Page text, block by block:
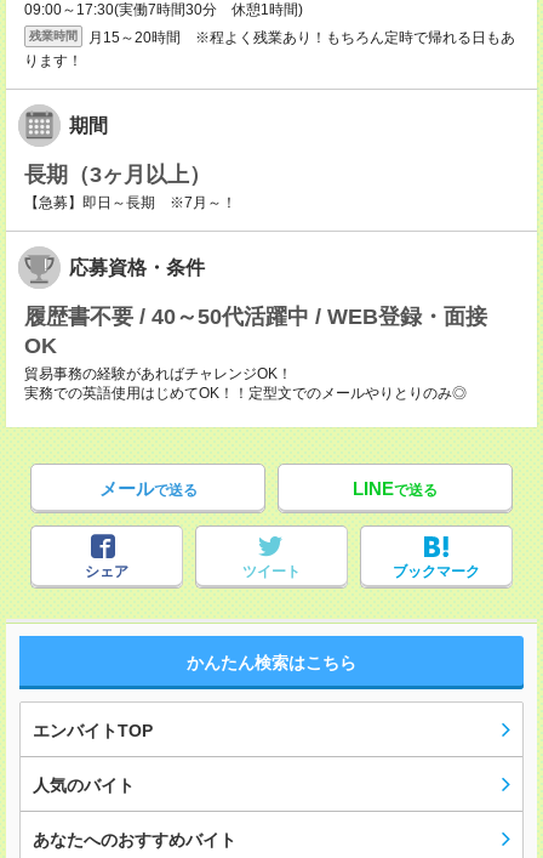
09:00～17:30(実働7時間30分 休憩1時間)
残業時間
月15～20時間 ※程よく残業あり！もちろん定時で帰れる日もあ
ります！
期間
長期（3ヶ月以上）
【急募】即日～長期 ※7月～！
応募資格・条件
履歴書不要 / 40～50代活躍中 / WEB登録・面接
OK
貿易事務の経験があればチャレンジOK！
実務での英語使用はじめてOK！！定型文でのメールやりとりのみ◎
メールで送る LINEで送る
シェア ツイート ブックマーク
かんたん検索はこちら
エンバイトTOP
人気のバイト
あなたへのおすすめバイト